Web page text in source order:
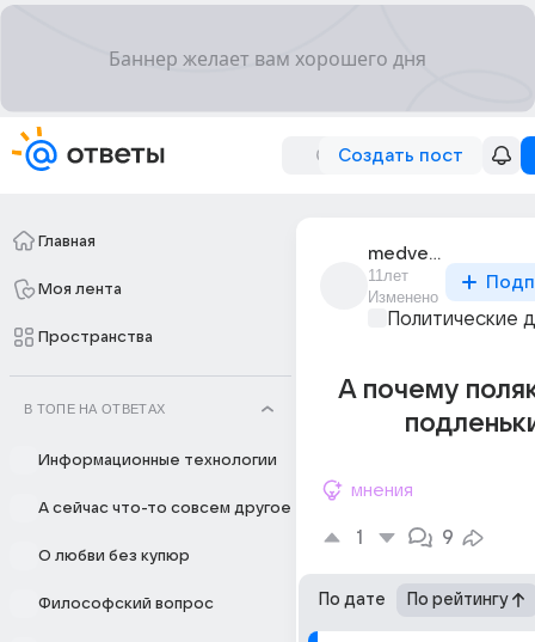
Создать пост
Главная
Моя лента
Пространства
В ТОПЕ НА ОТВЕТАХ
Информационные технологии
А сейчас что-то совсем другое
О любви без купюр
Философский вопрос
medved_639
11лет
Изменено
Политические
А почему
мнения
1 9
По дате По рейтингу